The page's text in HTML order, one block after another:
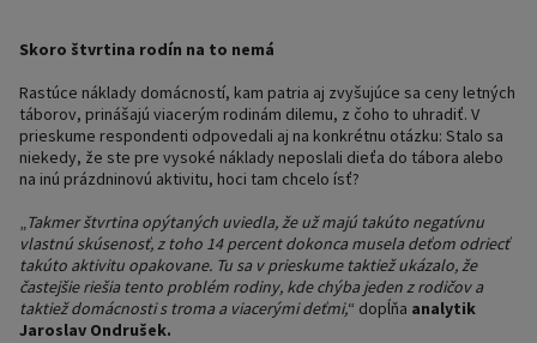
Skoro štvrtina rodín na to nemá
Rastúce náklady domácností, kam patria aj zvyšujúce sa ceny letných
táborov, prinášajú viacerým rodinám dilemu, z čoho to uhradiť. V
prieskume respondenti odpovedali aj na konkrétnu otázku: Stalo sa
niekedy, že ste pre vysoké náklady neposlali dieťa do tábora alebo
na inú prázdninovú aktivitu, hoci tam chcelo ísť?
„Takmer štvrtina opýtaných uviedla, že už majú takúto negatívnu
vlastnú skúsenosť, z toho 14 percent dokonca musela deťom odriecť
takúto aktivitu opakovane. Tu sa v prieskume taktiež ukázalo, že
častejšie riešia tento problém rodiny, kde chýba jeden z rodičov a
taktiež domácnosti s troma a viacerými deťmi,“ dopĺňa analytik
Jaroslav Ondrušek.